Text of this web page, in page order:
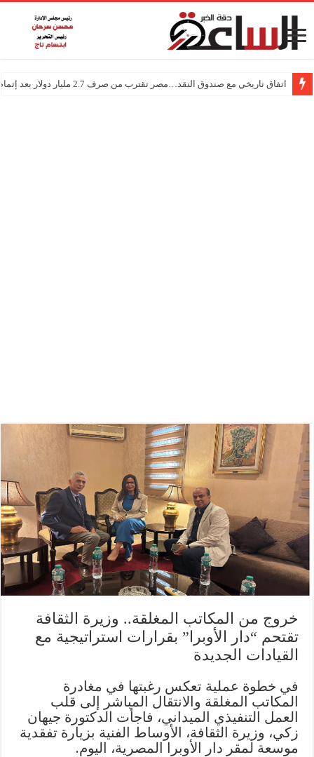
اتفاق تاريخي مع صندوق النقد…مصر تقترب من صرف 2.7 مليار دولار بعد إتمام المراجعتين
درجات الحرارة اليوم في مصر… أجواء باردة مع أمطار خفيفة
خروج من المكاتب المغلقة.. وزيرة الثقافة
تقتحم “دار الأوبرا” بقرارات استراتيجية مع
القيادات الجديدة
في خطوة عملية تعكس رغبتها في مغادرة
المكاتب المغلقة والانتقال المباشر إلى قلب
العمل التنفيذي الميداني، فاجأت الدكتورة جيهان
زكي، وزيرة الثقافة، الأوساط الفنية بزيارة تفقدية
موسعة لمقر دار الأوبرا المصرية، اليوم.